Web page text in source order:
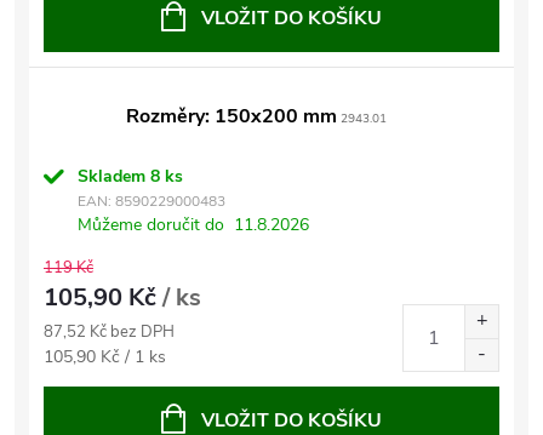
VLOŽIT DO KOŠÍKU
Rozměry: 150x200 mm 2943.01
Skladem 8 ks
EAN: 8590229000483
Můžeme doručit do 11.8.2026
119 Kč
105,90 Kč/ ks
87,52 Kč bez DPH
Měrná
cena:
105,90 Kč / 1 ks
VLOŽIT DO KOŠÍKU